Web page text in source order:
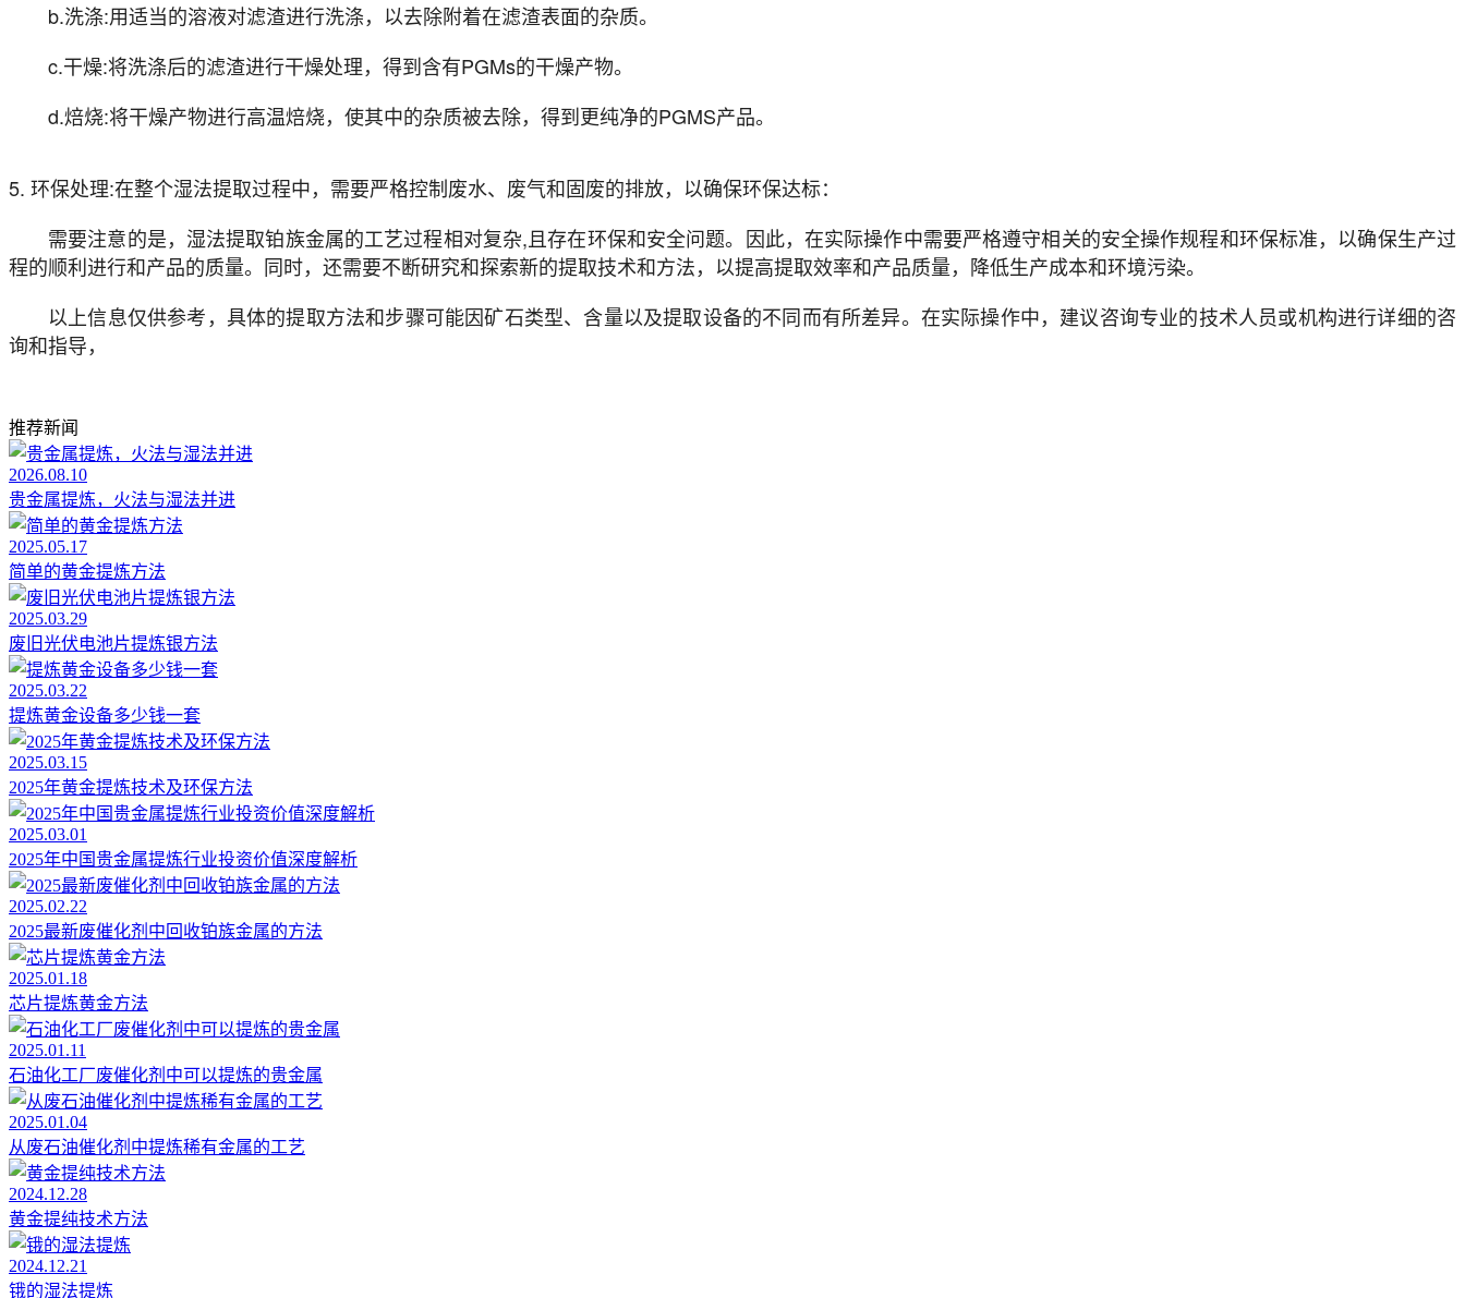
b.洗涤:用适当的溶液对滤渣进行洗涤，以去除附着在滤渣表面的杂质。
c.干燥:将洗涤后的滤渣进行干燥处理，得到含有PGMs的干燥产物。
d.焙烧:将干燥产物进行高温焙烧，使其中的杂质被去除，得到更纯净的PGMS产品。
5. 环保处理:在整个湿法提取过程中，需要严格控制废水、废气和固废的排放，以确保环保达标：
需要注意的是，湿法提取铂族金属的工艺过程相对复杂,且存在环保和安全问题。因此，在实际操作中需要严格遵守相关的安全操作规程和环保标准，以确保生产过
程的顺利进行和产品的质量。同时，还需要不断研究和探索新的提取技术和方法，以提高提取效率和产品质量，降低生产成本和环境污染。
以上信息仅供参考，具体的提取方法和步骤可能因矿石类型、含量以及提取设备的不同而有所差异。在实际操作中，建议咨询专业的技术人员或机构进行详细的咨
询和指导，
推荐新闻
2026.08.10
贵金属提炼，火法与湿法并进
2025.05.17
简单的黄金提炼方法
2025.03.29
废旧光伏电池片提炼银方法
2025.03.22
提炼黄金设备多少钱一套
2025.03.15
2025年黄金提炼技术及环保方法
2025.03.01
2025年中国贵金属提炼行业投资价值深度解析
2025.02.22
2025最新废催化剂中回收铂族金属的方法
2025.01.18
芯片提炼黄金方法
2025.01.11
石油化工厂废催化剂中可以提炼的贵金属
2025.01.04
从废石油催化剂中提炼稀有金属的工艺
2024.12.28
黄金提纯技术方法
2024.12.21
锇的湿法提炼